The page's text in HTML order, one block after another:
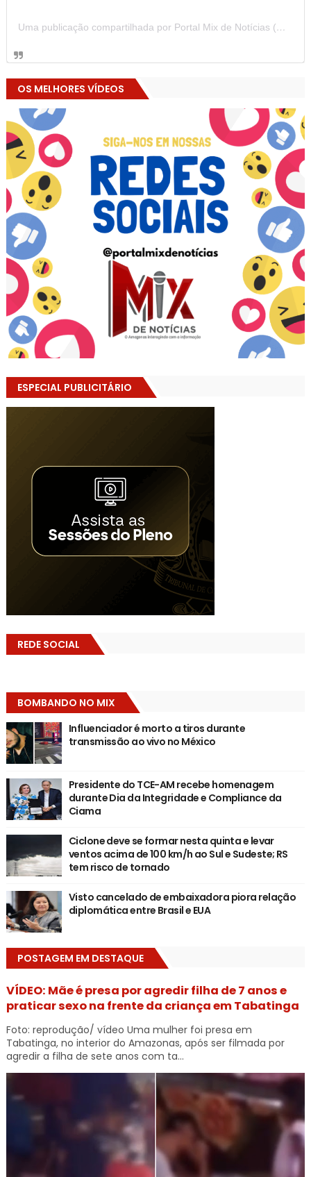
Uma publicação compartilhada por Portal Mix de Notícias (@portalmixdenoticias)
OS MELHORES VÍDEOS
ESPECIAL PUBLICITÁRIO
REDE SOCIAL
BOMBANDO NO MIX
Influenciador é morto a tiros durante
transmissão ao vivo no México
Presidente do TCE-AM recebe homenagem
durante Dia da Integridade e Compliance da
Ciama
Ciclone deve se formar nesta quinta e levar
ventos acima de 100 km/h ao Sul e Sudeste; RS
tem risco de tornado
Visto cancelado de embaixadora piora relação
diplomática entre Brasil e EUA
POSTAGEM EM DESTAQUE
VÍDEO: Mãe é presa por agredir filha de 7 anos e
praticar sexo na frente da criança em Tabatinga
Foto: reprodução/ vídeo Uma mulher foi presa em
Tabatinga, no interior do Amazonas, após ser filmada por
agredir a filha de sete anos com ta...